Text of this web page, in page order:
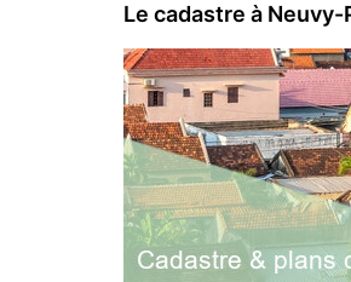
Le cadastre à